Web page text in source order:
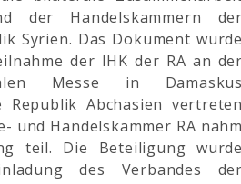
der Handelskammern
Syrien. Das Dokument
der IHK der RA an
Messe in
Republik Abchasien
und Handelskammer RA
teil. Die Beteiligung
des Verbandes